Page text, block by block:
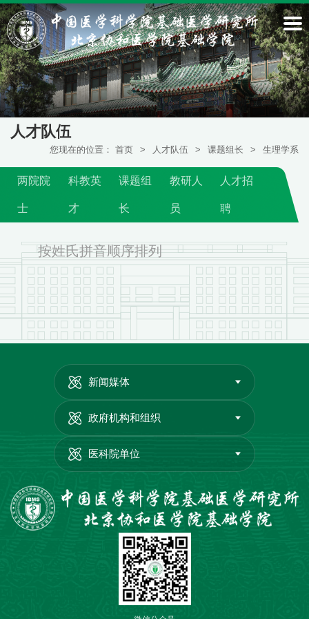
人才队伍
您现在的位置： 首页 > 人才队伍 > 课题组长 > 生理学系
两院院
士
科教英
才
课题组
长
教研人
员
人才招
聘
按姓氏拼音顺序排列
新闻媒体
政府机构和组织
医科院单位